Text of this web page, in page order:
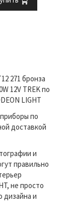
271 бронза
12V TREK по
LIGHT
по
доставкой
и
правильно
не просто
дизайна и